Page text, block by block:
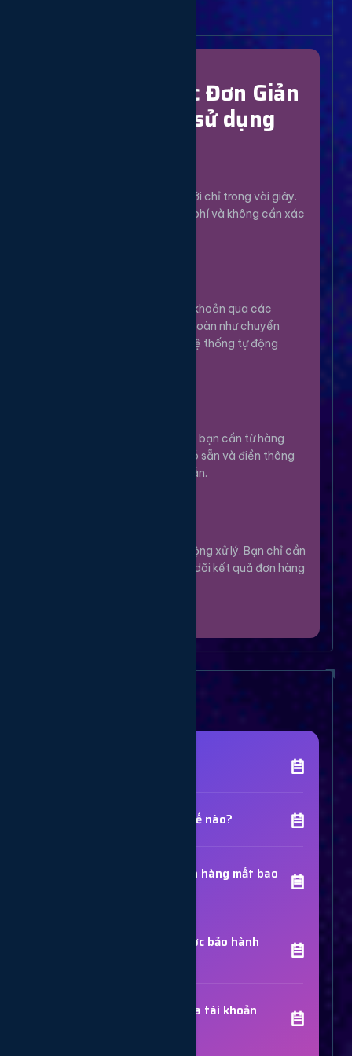
Chỉ Với 4 Bước Đơn Giản
để bắt đầu sử dụng
Tạo tài khoản mới chỉ trong vài giây.
Hoàn toàn miễn phí và không cần xác
Nạp tiền vào tài khoản qua các
phương thức an toàn như chuyển
khoản, Momo... Hệ thống tự động
Lựa chọn dịch vụ bạn cần từ hàng
ngàn tùy chọn có sẵn và điền thông
tin theo hướng dẫn.
Hệ thống sẽ tự động xử lý. Bạn chỉ cần
thư giãn và theo dõi kết quả đơn hàng
Chất lượng dịch vụ như thế nào?
Thời gian hoàn thành đơn hàng mất bao
Các dịch vụ đã mua có được bảo hành
Sử dụng dịch vụ có bị khóa tài khoản